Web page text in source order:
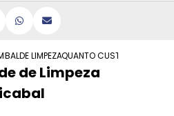
BALDE LIMPEZAQUANTO CUSTA BALDE DE
de Limpeza